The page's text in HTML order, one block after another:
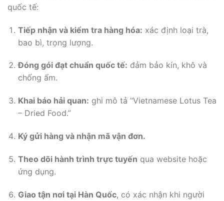
quốc tế:
Tiếp nhận và kiểm tra hàng hóa: xác định loại trà,
bao bì, trọng lượng.
Đóng gói đạt chuẩn quốc tế: đảm bảo kín, khô và
chống ẩm.
Khai báo hải quan: ghi mô tả “Vietnamese Lotus Tea
– Dried Food.”
Ký gửi hàng và nhận mã vận đơn.
Theo dõi hành trình trực tuyến qua website hoặc
ứng dụng.
Giao tận nơi tại Hàn Quốc, có xác nhận khi người